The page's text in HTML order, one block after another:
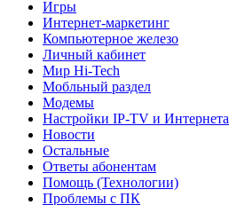
Игры
Интернет-маркетинг
Компьютерное железо
Личный кабинет
Мир Hi-Tech
Мобльный раздел
Модемы
Настройки IP-TV и Интернета
Новости
Остальные
Ответы абонентам
Помощь (Технологии)
Проблемы с ПК